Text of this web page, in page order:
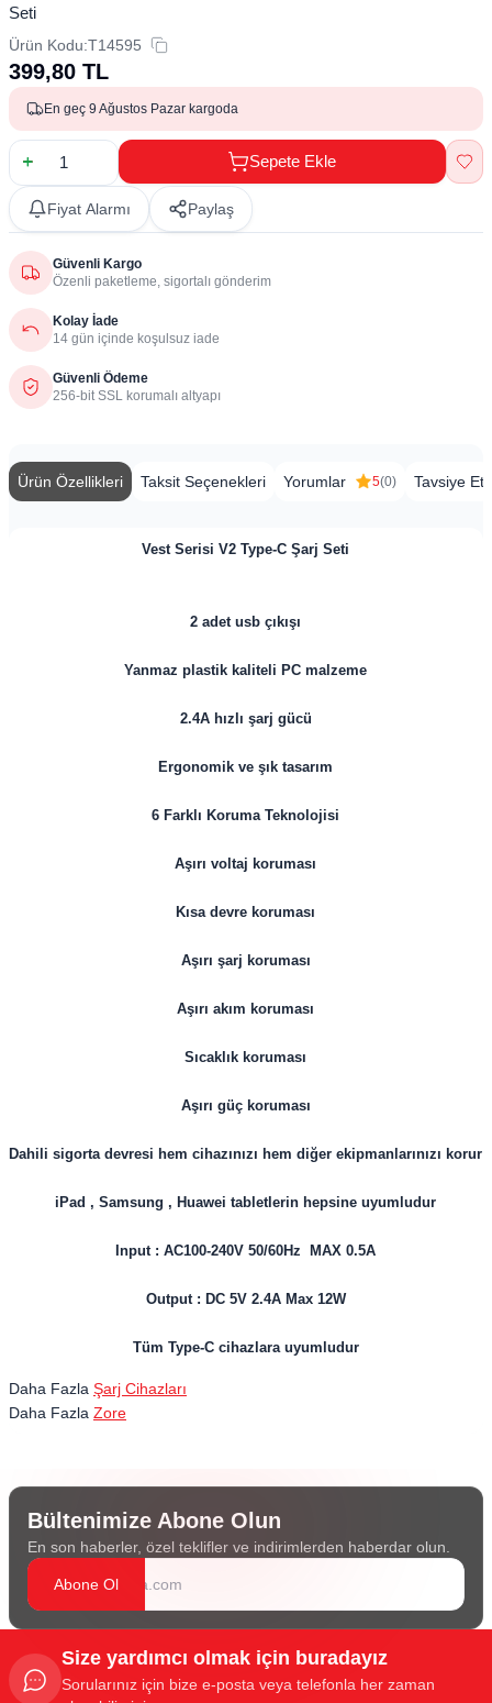
Seti
Ürün Kodu:T14595
399,80 TL
En geç 9 Ağustos Pazar kargoda
Sepete Ekle
Fiyat Alarmı Paylaş
Güvenli Kargo
Özenli paketleme, sigortalı gönderim
Kolay İade
14 gün içinde koşulsuz iade
Güvenli Ödeme
256-bit SSL korumalı altyapı
Ürün Özellikleri Taksit Seçenekleri Yorumlar 5(0) Tavsiye Et
Vest Serisi V2 Type-C Şarj Seti
2 adet usb çıkışı
Yanmaz plastik kaliteli PC malzeme
2.4A hızlı şarj gücü
Ergonomik ve şık tasarım
6 Farklı Koruma Teknolojisi
Aşırı voltaj koruması
Kısa devre koruması
Aşırı şarj koruması
Aşırı akım koruması
Sıcaklık koruması
Aşırı güç koruması
Dahili sigorta devresi hem cihazınızı hem diğer ekipmanlarınızı korur
iPad , Samsung , Huawei tabletlerin hepsine uyumludur
Input : AC100-240V 50/60Hz MAX 0.5A
Output : DC 5V 2.4A Max 12W
Tüm Type-C cihazlara uyumludur
Daha Fazla Şarj Cihazları
Daha Fazla Zore
Bültenimize Abone Olun
En son haberler, özel teklifler ve indirimlerden haberdar olun.
Abone Ol
Size yardımcı olmak için buradayız
Sorularınız için bize e-posta veya telefonla her zaman